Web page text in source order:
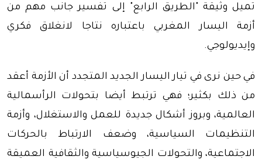
تميل وثيقة "الطريق الرابع" إلى تفسير جانب مهم من
أزمة اليسار المغربي باعتباره نتاجا لانغلاق فكري
وإيديولوجي.
في حين نرى في تيار اليسار الجديد المتجدد أن الأزمة أعقد
من ذلك بكثير؛ فهي ترتبط أيضا بتحولات الرأسمالية
العالمية، وبروز أشكال جديدة للعمل والاستغلال، وأزمة
التنظيمات السياسية، وضعف الارتباط بالحركات
الاجتماعية، والتحولات الجيوسياسية والثقافية العميقة